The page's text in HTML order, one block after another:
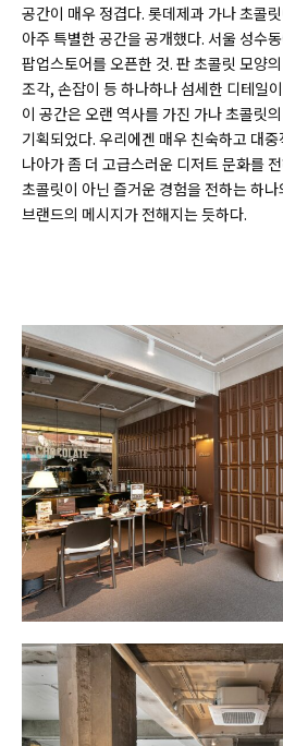
공간이 매우 정겹다. 롯데제과 가나 초콜
아주 특별한 공간을 공개했다. 서울 성수
팝업스토어를 오픈한 것. 판 초콜릿 모양
조각, 손잡이 등 하나하나 섬세한 디테일
이 공간은 오랜 역사를 가진 가나 초콜릿
기획되었다. 우리에겐 매우 친숙하고 대
나아가 좀 더 고급스러운 디저트 문화를
초콜릿이 아닌 즐거운 경험을 전하는 하
브랜드의 메시지가 전해지는 듯하다.